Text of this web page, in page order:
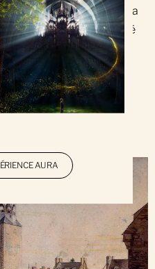
quelqu’un passe devant la
qui y ont été
AURA